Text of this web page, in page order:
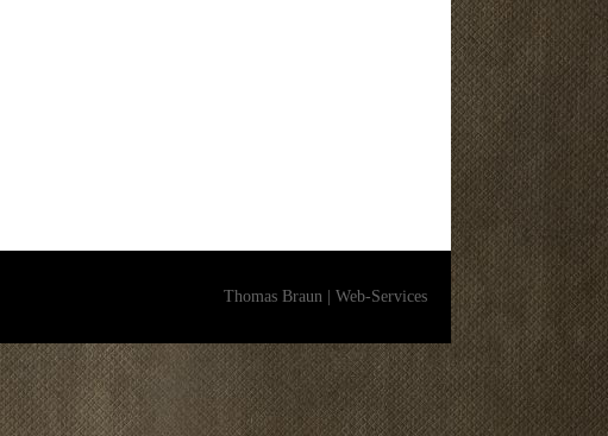
Thomas Braun | Web-Services